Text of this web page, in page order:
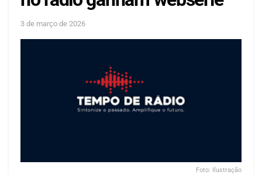
3 de março de 2026
Foto: Ilustração